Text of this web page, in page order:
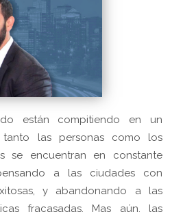
están compitiendo en un
las personas como los
se encuentran en constante
a las ciudades con
y abandonando a las
fracasadas. Mas aún, las